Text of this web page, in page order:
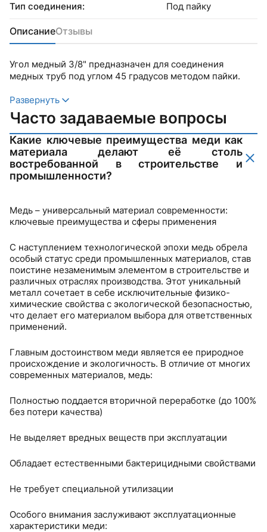
Тип соединения: Под пайку
ОписаниеОтзывы
Угол медный 3/8" предназначен для соединения
медных труб под углом 45 градусов методом пайки.
Развернуть
Часто задаваемые вопросы
Какие ключевые преимущества меди как
материала делают её столь
востребованной в строительстве и
промышленности?
Медь – универсальный материал современности:
ключевые преимущества и сферы применения
С наступлением технологической эпохи медь обрела
особый статус среди промышленных материалов, став
поистине незаменимым элементом в строительстве и
различных отраслях производства. Этот уникальный
металл сочетает в себе исключительные физико-
химические свойства с экологической безопасностью,
что делает его материалом выбора для ответственных
применений.
Главным достоинством меди является ее природное
происхождение и экологичность. В отличие от многих
современных материалов, медь:
Полностью поддается вторичной переработке (до 100%
без потери качества)
Не выделяет вредных веществ при эксплуатации
Обладает естественными бактерицидными свойствами
Не требует специальной утилизации
Особого внимания заслуживают эксплуатационные
характеристики меди: